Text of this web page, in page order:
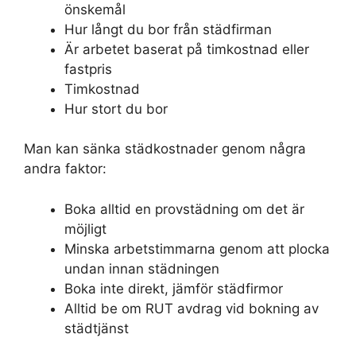
önskemål
Hur långt du bor från städfirman
Är arbetet baserat på timkostnad eller
fastpris
Timkostnad
Hur stort du bor
Man kan sänka städkostnader genom några
andra faktor:
Boka alltid en provstädning om det är
möjligt
Minska arbetstimmarna genom att plocka
undan innan städningen
Boka inte direkt, jämför städfirmor
Alltid be om RUT avdrag vid bokning av
städtjänst